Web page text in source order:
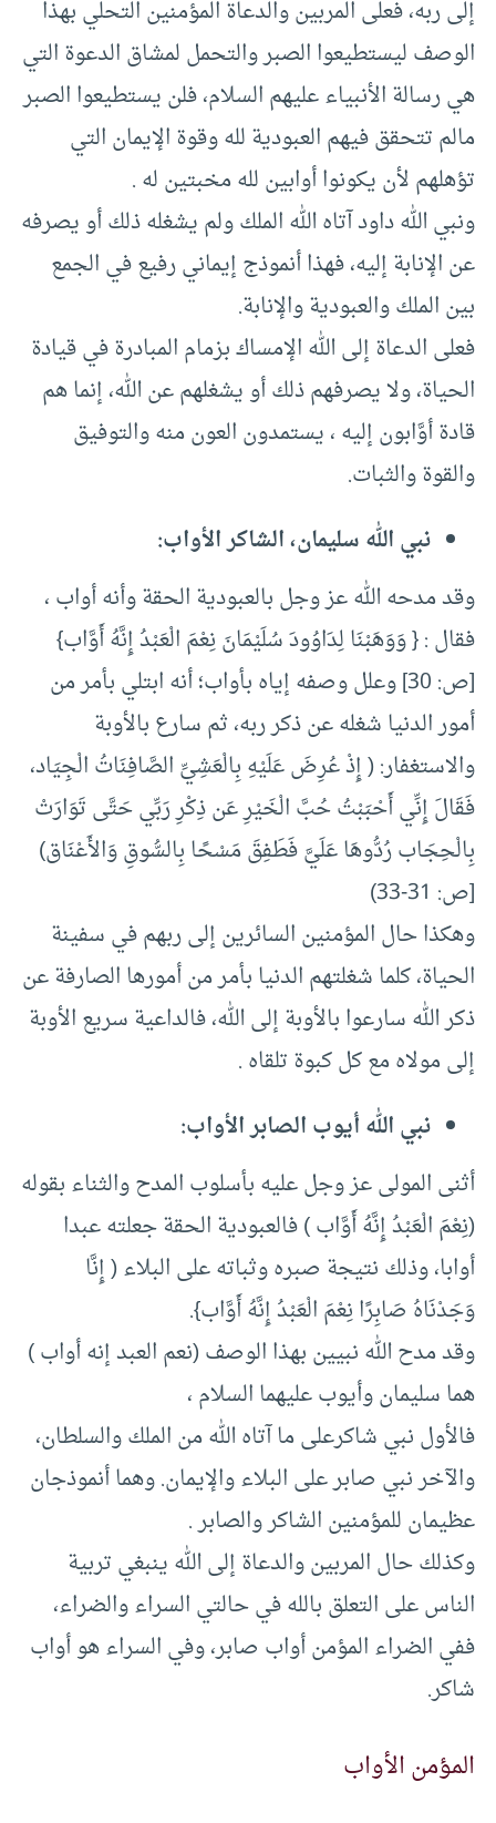
إلى ربه، فعلى المربين والدعاة المؤمنين التحلي بهذا
الوصف ليستطيعوا الصبر والتحمل لمشاق الدعوة التي
هي رسالة الأنبياء عليهم السلام، فلن يستطيعوا الصبر
مالم تتحقق فيهم العبودية لله وقوة الإيمان التي
تؤهلهم لأن يكونوا أوابين لله مخبتين له .
ونبي الله داود آتاه الله الملك ولم يشغله ذلك أو يصرفه
عن الإنابة إليه، فهذا أنموذج إيماني رفيع في الجمع
بين الملك والعبودية والإنابة.
فعلى الدعاة إلى الله الإمساك بزمام المبادرة في قيادة
الحياة، ولا يصرفهم ذلك أو يشغلهم عن الله، إنما هم
قادة أوَّابون إليه ، يستمدون العون منه والتوفيق
والقوة والثبات.
نبي الله سليمان، الشاكر الأواب:
وقد مدحه الله عز وجل بالعبودية الحقة وأنه أواب ،
فقال : { وَوَهَبْنَا لِدَاوُودَ سُلَيْمَانَ نِعْمَ الْعَبْدُ إِنَّهُ أَوَّاب}
[ص: 30] وعلل وصفه إياه بأواب؛ أنه ابتلي بأمر من
أمور الدنيا شغله عن ذكر ربه، ثم سارع بالأوبة
والاستغفار: ( إِذْ عُرِضَ عَلَيْهِ بِالْعَشِيِّ الصَّافِنَاتُ الْجِيَاد،
فَقَالَ إِنِّي أَحْبَبْتُ حُبَّ الْخَيْرِ عَن ذِكْرِ رَبِّي حَتَّى تَوَارَتْ
بِالْحِجَاب رُدُّوهَا عَلَيَّ فَطَفِقَ مَسْحًا بِالسُّوقِ وَالأَعْنَاق)
[ص: 31-33)
وهكذا حال المؤمنين السائرين إلى ربهم في سفينة
الحياة، كلما شغلتهم الدنيا بأمر من أمورها الصارفة عن
ذكر الله سارعوا بالأوبة إلى الله، فالداعية سريع الأوبة
إلى مولاه مع كل كبوة تلقاه .
نبي الله أيوب الصابر الأواب:
أثنى المولى عز وجل عليه بأسلوب المدح والثناء بقوله
(نِعْمَ الْعَبْدُ إِنَّهُ أَوَّاب ) فالعبودية الحقة جعلته عبدا
أوابا، وذلك نتيجة صبره وثباته على البلاء ( إِنَّا
وَجَدْنَاهُ صَابِرًا نِعْمَ الْعَبْدُ إِنَّهُ أَوَّاب}.
وقد مدح الله نبيين بهذا الوصف (نعم العبد إنه أواب )
هما سليمان وأيوب عليهما السلام ،
فالأول نبي شاكرعلى ما آتاه الله من الملك والسلطان،
والآخر نبي صابر على البلاء والإيمان. وهما أنموذجان
عظيمان للمؤمنين الشاكر والصابر .
وكذلك حال المربين والدعاة إلى الله ينبغي تربية
الناس على التعلق بالله في حالتي السراء والضراء،
ففي الضراء المؤمن أواب صابر، وفي السراء هو أواب
شاكر.
المؤمن الأواب